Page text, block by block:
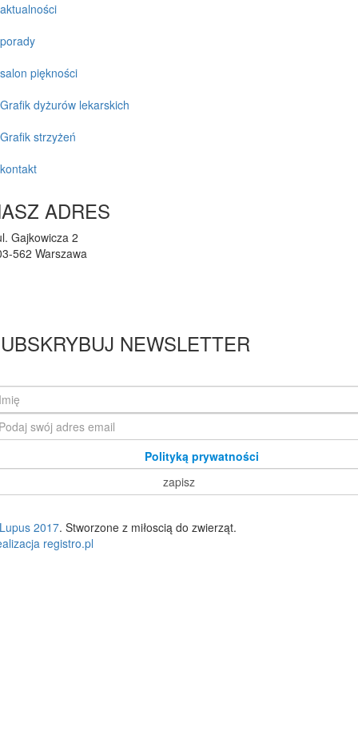
aktualności
porady
salon piękności
Grafik dyżurów lekarskich
Grafik strzyżeń
kontakt
ADRES
Gajkowicza 2
562 Warszawa
NEWSLETTER
Polityką prywatności
Lupus 2017. Stworzone z miłoscią do zwierząt.
registro.pl